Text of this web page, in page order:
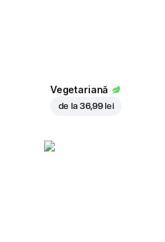
Vegetariană
de la 36,99 lei